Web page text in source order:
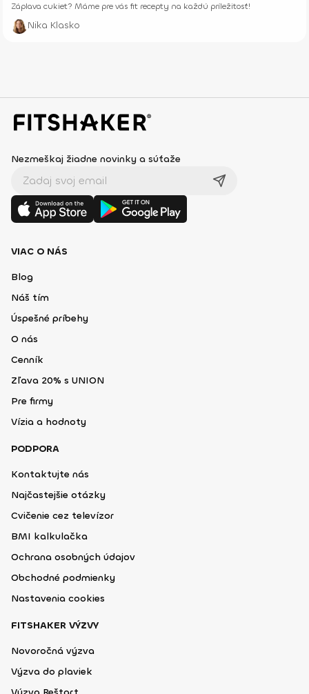
Záplava cukiet? Máme pre vás fit recepty na každú príležitosť!
Nika Klasko
Nezmeškaj žiadne novinky a súťaže
VIAC O NÁS
Blog
Náš tím
Úspešné príbehy
O nás
Cenník
Zľava 20% s UNION
Pre firmy
Vízia a hodnoty
PODPORA
Kontaktujte nás
Najčastejšie otázky
Cvičenie cez televízor
BMI kalkulačka
Ochrana osobných údajov
Obchodné podmienky
Nastavenia cookies
FITSHAKER VÝZVY
Novoročná výzva
Výzva do plaviek